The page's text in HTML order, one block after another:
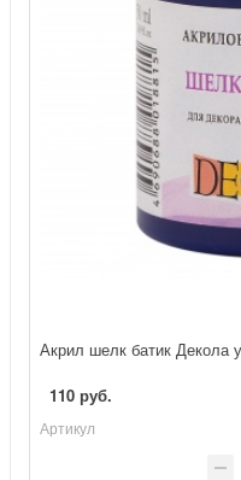
Акрил шелк батик Декола
110 руб.
Артикул